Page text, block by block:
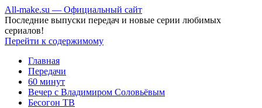
All-make.su — Официальный сайт
Последние выпуски передач и новые серии любимых
сериалов!
Перейти к содержимому
Главная
Передачи
60 минут
Вечер с Владимиром Соловьёвым
Бесогон ТВ